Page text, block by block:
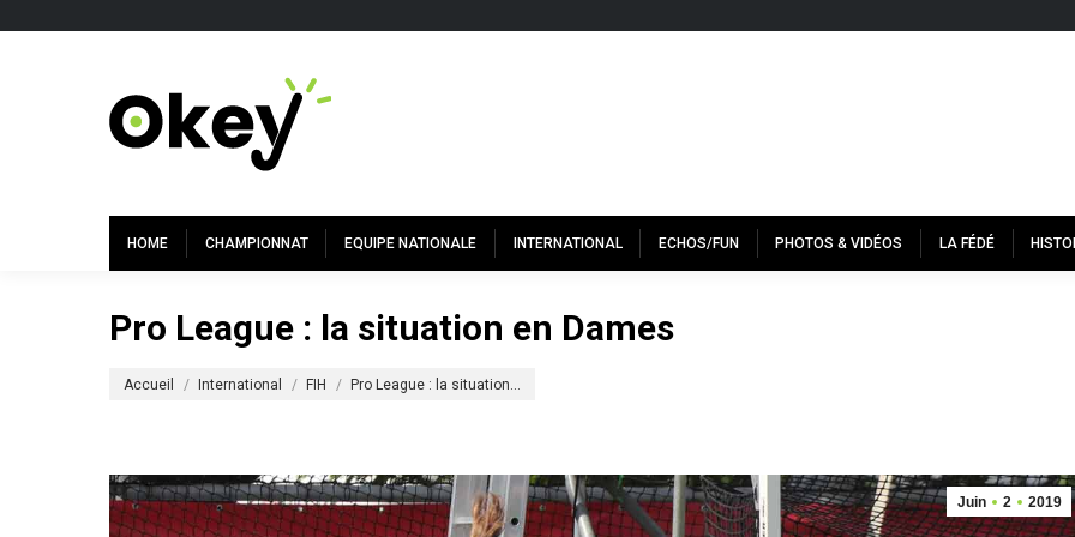
HOME CHAMPIONNAT EQUIPE NATIONALE INTERNATIONAL ECHOS/FUN PHOTOS & VIDÉOS LA FÉDÉ
Pro League : la situation en Dames
Accueil International FIH Pro League : la situation…
Juin 2 2019